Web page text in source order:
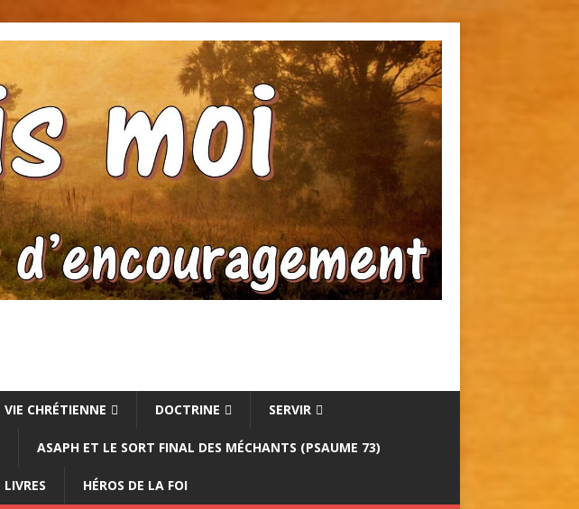
VIE CHRÉTIENNE DOCTRINE SERVIR
ASAPH ET LE SORT FINAL DES MÉCHANTS (PSAUME 73)
LIVRES HÉROS DE LA FOI